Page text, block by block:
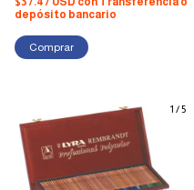
depósito bancario
1 /5